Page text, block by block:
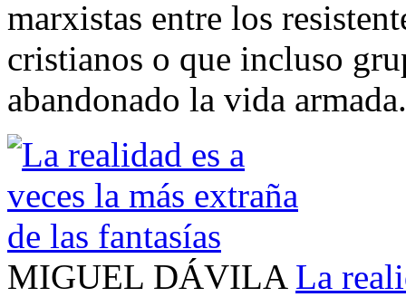
marxistas entre los
cristianos o que incluso
abandonado la vida armada.
MIGUEL DÁVILA La